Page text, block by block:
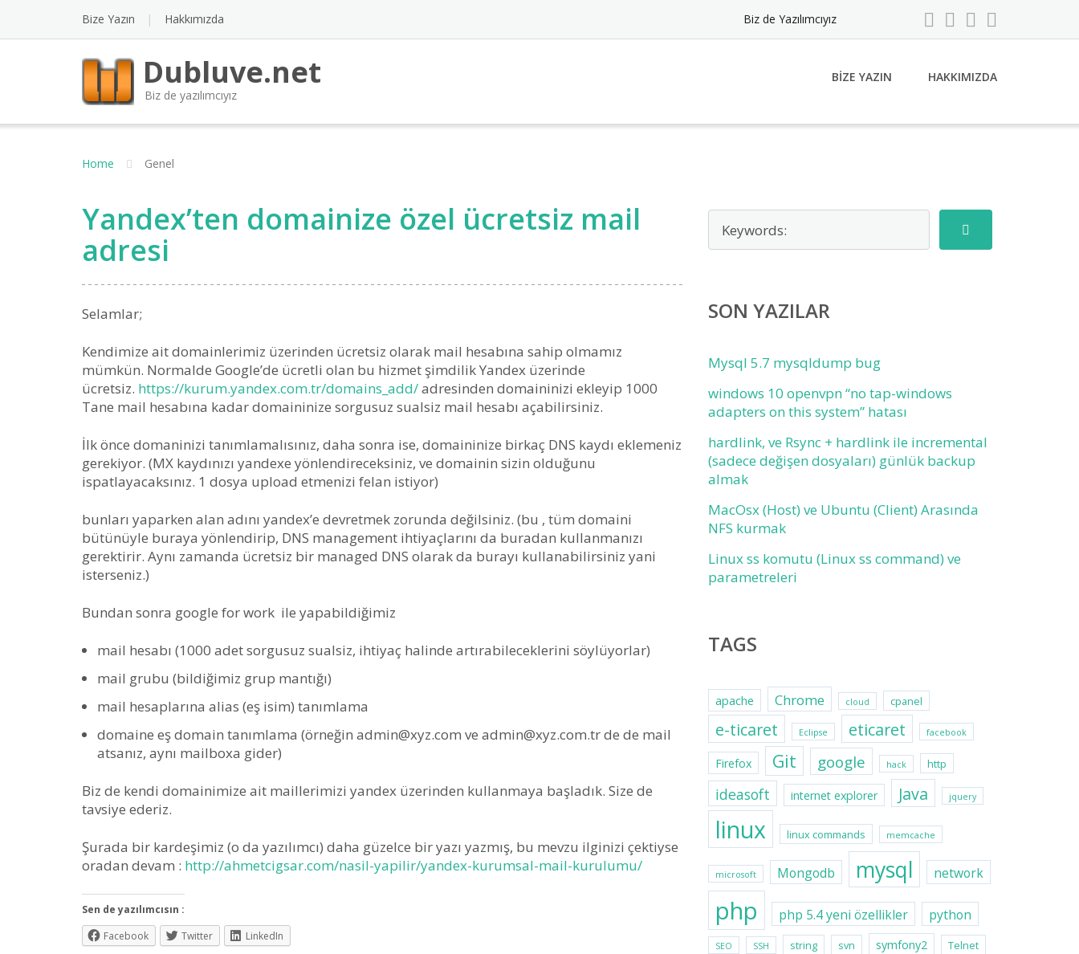
Bize Yazın Hakkımızda Biz de Yazılımcıyız
Dubluve.net
Biz de yazılımcıyız
BIZE YAZIN HAKKIMIZDA
Home Genel
Yandex’ten domainize özel ücretsiz mail
adresi
Selamlar;
Kendimize ait domainlerimiz üzerinden ücretsiz olarak mail hesabına sahip olmamız
mümkün. Normalde Google’de ücretli olan bu hizmet şimdilik Yandex üzerinde
ücretsiz. https://kurum.yandex.com.tr/domains_add/adresinden domaininizi ekleyip 1000
Tane mail hesabına kadar domaininize sorgusuz sualsiz mail hesabı açabilirsiniz.
İlk önce domaninizi tanımlamalısınız, daha sonra ise, domaininize birkaç DNS kaydı eklemeniz
gerekiyor. (MX kaydınızı yandexe yönlendireceksiniz, ve domainin sizin olduğunu
ispatlayacaksınız. 1 dosya upload etmenizi felan istiyor)
bunları yaparken alan adını yandex’e devretmek zorunda değilsiniz. (bu , tüm domaini
bütünüyle buraya yönlendirip, DNS management ihtiyaçlarını da buradan kullanmanızı
gerektirir. Aynı zamanda ücretsiz bir managed DNS olarak da burayı kullanabilirsiniz yani
isterseniz.)
Bundan sonra google for work ile yapabildiğimiz
mail hesabı (1000 adet sorgusuz sualsiz, ihtiyaç halinde artırabileceklerini söylüyorlar)
mail grubu (bildiğimiz grup mantığı)
mail hesaplarına alias (eş isim) tanımlama
domaine eş domain tanımlama (örneğin admin@xyz.com ve admin@xyz.com.trde de mail
atsanız, aynı mailboxa gider)
Biz de kendi domainimize ait maillerimizi yandex üzerinden kullanmaya başladık. Size de
tavsiye ederiz.
Şurada bir kardeşimiz (o da yazılımcı) daha güzelce bir yazı yazmış, bu mevzu ilginizi çektiyse
oradan devam : http://ahmetcigsar.com/nasil-yapilir/yandex-kurumsal-mail-kurulumu/
Sen de yazılımcısın :
Facebook
Twitter LinkedIn
SON YAZILAR
Mysql 5.7 mysqldump bug
windows 10 openvpn “no tap-windows
adapters on this system” hatası
hardlink, ve Rsync + hardlink ile incremental
(sadece değişen dosyaları) günlük backup
almak
MacOsx (Host) ve Ubuntu (Client) Arasında
NFS kurmak
Linux ss komutu (Linux ss command) ve
parametreleri
TAGS
apache Chrome cloud cpanel
e-ticaret Eclipse eticaret facebook
Firefox Git google hack http
ideasoft internet explorer Java jquery
linux linux commands memcache
microsoft Mongodb mysql network
php php 5.4 yeni özellikler python
SEO SSH string svn symfony2 Telnet